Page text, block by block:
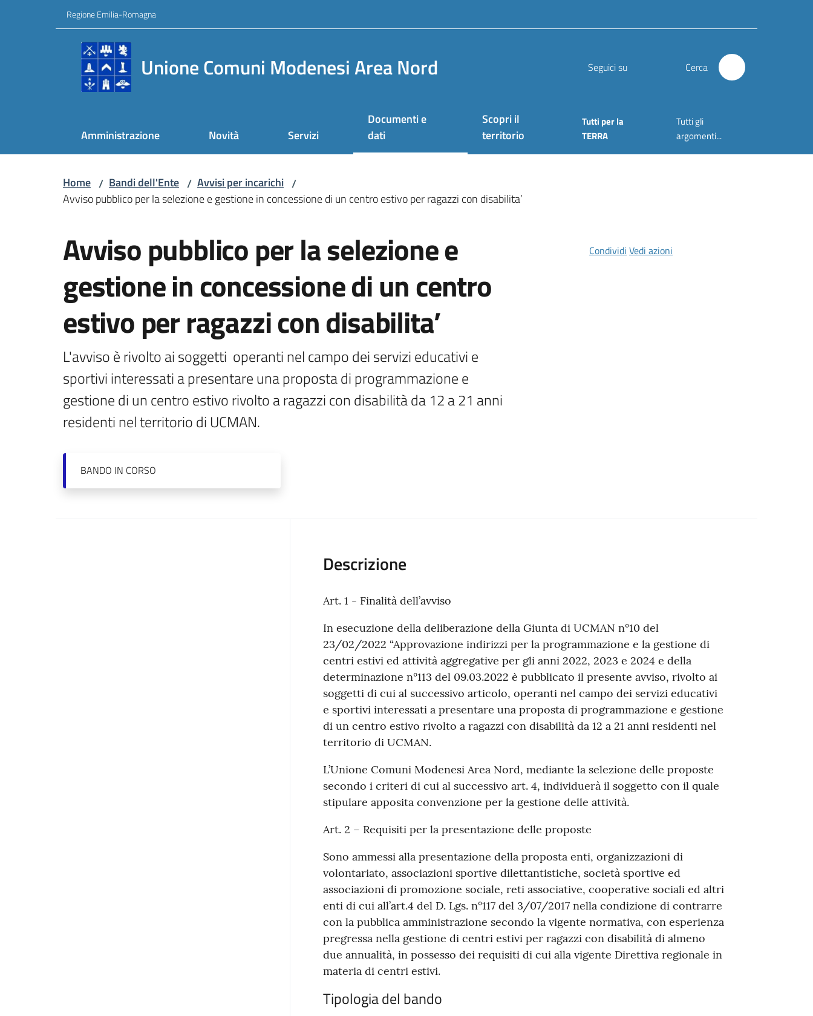
Vai al contenuto
Vai alla navigazioneRegione Emilia-Romagna
Unione Comuni Modenesi Area Nord Seguici su Cerca
Amministrazione Novità Servizi
Documenti e
dati
Scopri il
territorio
Tutti per la
TERRA
Tutti gli
argomenti...
Home / Bandi dell'Ente / Avvisi per incarichi /
Avviso pubblico per la selezione e gestione in concessione di un centro estivo per ragazzi con disabilita’
Avviso pubblico per la selezione e
gestione in concessione di un centro
estivo per ragazzi con disabilita’
L'avviso è rivolto ai soggetti  operanti nel campo dei servizi educativi e
sportivi interessati a presentare una proposta di programmazione e
gestione di un centro estivo rivolto a ragazzi con disabilità da 12 a 21 anni
residenti nel territorio di UCMAN.
BANDO IN CORSO
Condividi Vedi azioni
Descrizione
Art. 1 - Finalità dell’avviso
In esecuzione della deliberazione della Giunta di UCMAN n°10 del
23/02/2022 “Approvazione indirizzi per la programmazione e la gestione di
centri estivi ed attività aggregative per gli anni 2022, 2023 e 2024 e della
determinazione n°113 del 09.03.2022 è pubblicato il presente avviso, rivolto ai
soggetti di cui al successivo articolo, operanti nel campo dei servizi educativi
e sportivi interessati a presentare una proposta di programmazione e gestione
di un centro estivo rivolto a ragazzi con disabilità da 12 a 21 anni residenti nel
territorio di UCMAN.
L’Unione Comuni Modenesi Area Nord, mediante la selezione delle proposte
secondo i criteri di cui al successivo art. 4, individuerà il soggetto con il quale
stipulare apposita convenzione per la gestione delle attività.
Art. 2 – Requisiti per la presentazione delle proposte
Sono ammessi alla presentazione della proposta enti, organizzazioni di
volontariato, associazioni sportive dilettantistiche, società sportive ed
associazioni di promozione sociale, reti associative, cooperative sociali ed altri
enti di cui all’art.4 del D. Lgs. n°117 del 3/07/2017 nella condizione di contrarre
con la pubblica amministrazione secondo la vigente normativa, con esperienza
pregressa nella gestione di centri estivi per ragazzi con disabilità di almeno
due annualità, in possesso dei requisiti di cui alla vigente Direttiva regionale in
materia di centri estivi.
Tipologia del bando